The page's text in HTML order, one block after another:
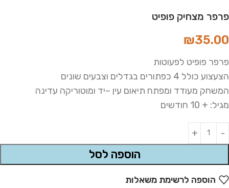
פרפר מצחיק פופיט
₪35.00
פרפר פופיט לפעוטות
הצעצוע כולל 4 כפתורים בגדלים וצבעים שונים
המשחק מעודד ומפתח תיאום עין –יד ומוטוריקה עדינה
מגיל: + 10 חודשים
הוספה לסל
Alternative:
הוספה לרשימת משאלות